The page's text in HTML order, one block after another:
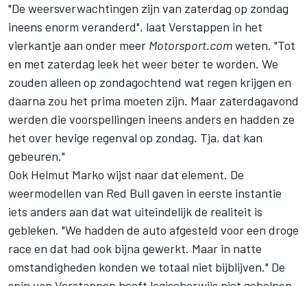
"De weersverwachtingen zijn van zaterdag op zondag
ineens enorm veranderd", laat Verstappen in het
vierkantje aan onder meer Motorsport.comweten. "Tot
en met zaterdag leek het weer beter te worden. We
zouden alleen op zondagochtend wat regen krijgen en
daarna zou het prima moeten zijn. Maar zaterdagavond
werden die voorspellingen ineens anders en hadden ze
het over hevige regenval op zondag. Tja, dat kan
gebeuren."
Ook Helmut Marko wijst naar dat element. De
weermodellen van Red Bull gaven in eerste instantie
iets anders aan dat wat uiteindelijk de realiteit is
gebleken. "We hadden de auto afgesteld voor een droge
race en dat had ook bijna gewerkt. Maar in natte
omstandigheden konden we totaal niet bijblijven." De